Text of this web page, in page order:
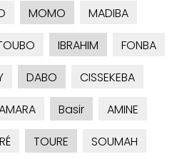
MOMO
MADIBA
IBRAHIM
FONBA
DABO
CISSEKEBA
Basir
AMINE
TOURE
SOUMAH